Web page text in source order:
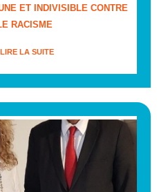
ET INDIVISIBLE CONTRE
RACISME
LIRE LA SUITE